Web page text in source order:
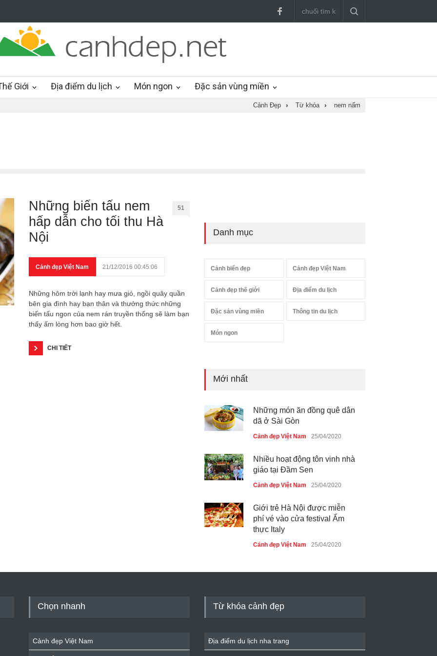
Giới Địa điểm du lịch Món ngon Đặc sản vùng miền
Cảnh Đẹp › Từ khóa › nem nấm
Những biến tấu nem
hấp dẫn cho tối thu Hà
Nội
51
Cảnh đẹp Việt Nam 21/12/2016 00:45:06
Những hôm trời lạnh hay mưa gió, ngồi quây quần
bên gia đình hay bạn thân và thưởng thức những
biến tấu ngon của nem rán truyền thống sẽ làm bạn
thấy ấm lòng hơn bao giờ hết.
CHI TIẾT
Danh mục
Cảnh biển đẹp Cảnh đẹp Việt Nam
Cảnh đẹp thế giới Địa điểm du lịch
Đặc sản vùng miền Thông tin du lịch
Món ngon
Mới nhất
Những món ăn đồng quê dân
dã ở Sài Gòn
Cảnh đẹp Việt Nam 25/04/2020
Nhiều hoạt động tôn vinh nhà
giáo tại Đầm Sen
Cảnh đẹp Việt Nam 25/04/2020
Giới trẻ Hà Nội được miễn
phí vé vào cửa festival Ẩm
thực Italy
Cảnh đẹp Việt Nam 25/04/2020
Cảnh đẹp Việt Nam
Chọn nhanh
Cảnh đẹp Việt Nam
Từ khóa cảnh đẹp
Địa điểm du lịch nha trang